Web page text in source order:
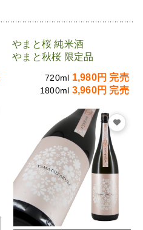
やまと桜 純米酒
やまと秋桜 限定品
720ml 1,980円 完売
1800ml 3,960円 完売